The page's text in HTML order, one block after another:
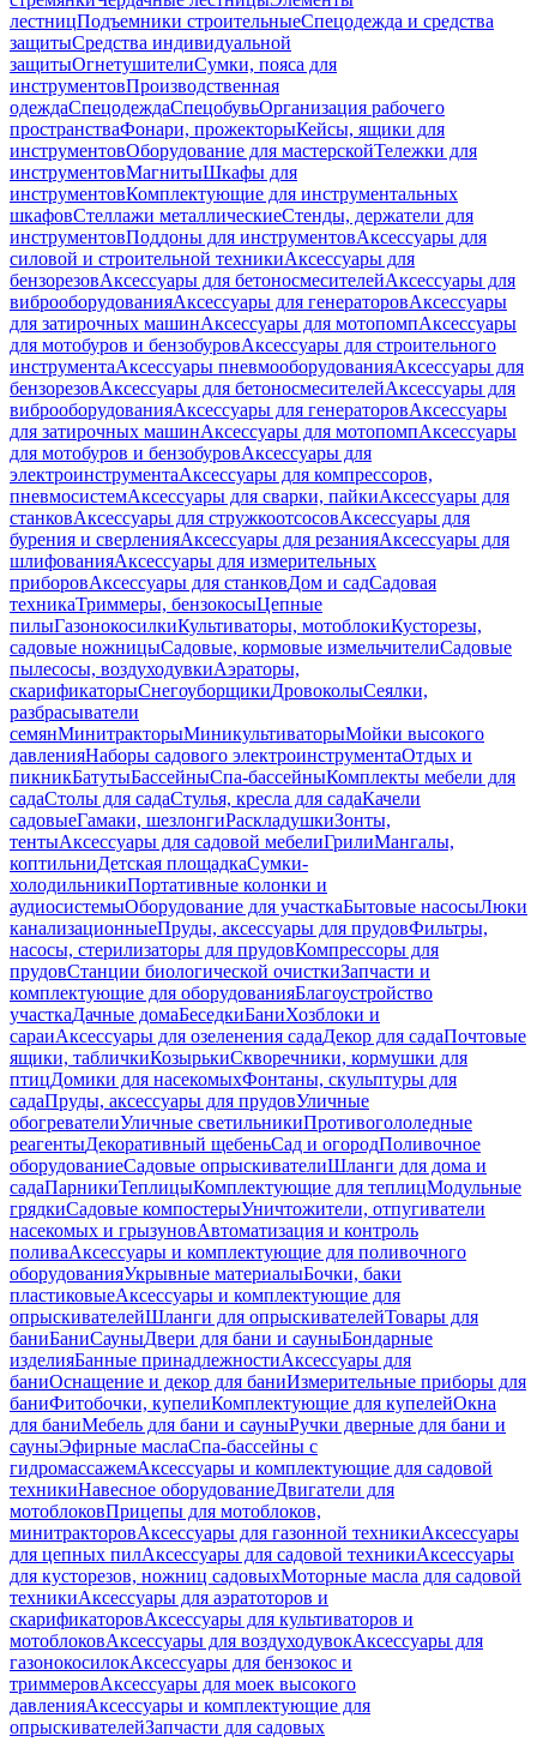
лестницПодъемники строительныеСпецодежда и средства
защитыСредства индивидуальной
защитыОгнетушителиСумки, пояса для
инструментовПроизводственная
одеждаСпецодеждаСпецобувьОрганизация рабочего
пространстваФонари, прожекторыКейсы, ящики для
инструментовОборудование для мастерскойТележки для
инструментовМагнитыШкафы для
инструментовКомплектующие для инструментальных
шкафовСтеллажи металлическиеСтенды, держатели для
инструментовПоддоны для инструментовАксессуары для
силовой и строительной техникиАксессуары для
бензорезовАксессуары для бетоносмесителейАксессуары для
виброоборудованияАксессуары для генераторовАксессуары
для затирочных машинАксессуары для мотопомпАксессуары
для мотобуров и бензобуровАксессуары для строительного
инструментаАксессуары пневмооборудованияАксессуары для
бензорезовАксессуары для бетоносмесителейАксессуары для
виброоборудованияАксессуары для генераторовАксессуары
для затирочных машинАксессуары для мотопомпАксессуары
для мотобуров и бензобуровАксессуары для
электроинструментаАксессуары для компрессоров,
пневмосистемАксессуары для сварки, пайкиАксессуары для
станковАксессуары для стружкоотсосовАксессуары для
бурения и сверленияАксессуары для резанияАксессуары для
шлифованияАксессуары для измерительных
приборовАксессуары для станковДом и садСадовая
техникаТриммеры, бензокосыЦепные
пилыГазонокосилкиКультиваторы, мотоблокиКусторезы,
садовые ножницыСадовые, кормовые измельчителиСадовые
пылесосы, воздуходувкиАэраторы,
скарификаторыСнегоуборщикиДровоколыСеялки,
разбрасыватели
семянМинитракторыМиникультиваторыМойки высокого
давленияНаборы садового электроинструментаОтдых и
пикникБатутыБассейныСпа-бассейныКомплекты мебели для
садаСтолы для садаСтулья, кресла для садаКачели
садовыеГамаки, шезлонгиРаскладушкиЗонты,
тентыАксессуары для садовой мебелиГрилиМангалы,
коптильниДетская площадкаСумки-
холодильникиПортативные колонки и
аудиосистемыОборудование для участкаБытовые насосыЛюки
канализационныеПруды, аксессуары для прудовФильтры,
насосы, стерилизаторы для прудовКомпрессоры для
прудовСтанции биологической очисткиЗапчасти и
комплектующие для оборудованияБлагоустройство
участкаДачные домаБеседкиБаниХозблоки и
сараиАксессуары для озеленения садаДекор для садаПочтовые
ящики, табличкиКозырькиСкворечники, кормушки для
птицДомики для насекомыхФонтаны, скульптуры для
садаПруды, аксессуары для прудовУличные
обогревателиУличные светильникиПротивогололедные
реагентыДекоративный щебеньСад и огородПоливочное
оборудованиеСадовые опрыскивателиШланги для дома и
садаПарникиТеплицыКомплектующие для теплицМодульные
грядкиСадовые компостерыУничтожители, отпугиватели
насекомых и грызуновАвтоматизация и контроль
поливаАксессуары и комплектующие для поливочного
оборудованияУкрывные материалыБочки, баки
пластиковыеАксессуары и комплектующие для
опрыскивателейШланги для опрыскивателейТовары для
баниБаниСауныДвери для бани и сауныБондарные
изделияБанные принадлежностиАксессуары для
баниОснащение и декор для баниИзмерительные приборы для
баниФитобочки, купелиКомплектующие для купелейОкна
для баниМебель для бани и сауныРучки дверные для бани и
сауныЭфирные маслаСпа-бассейны с
гидромассажемАксессуары и комплектующие для садовой
техникиНавесное оборудованиеДвигатели для
мотоблоковПрицепы для мотоблоков,
минитракторовАксессуары для газонной техникиАксессуары
для цепных пилАксессуары для садовой техникиАксессуары
для кусторезов, ножниц садовыхМоторные масла для садовой
техникиАксессуары для аэратоторов и
скарификаторовАксессуары для культиваторов и
мотоблоковАксессуары для воздуходувокАксессуары для
газонокосилокАксессуары для бензокос и
триммеровАксессуары для моек высокого
давленияАксессуары и комплектующие для
опрыскивателейЗапчасти для садовых